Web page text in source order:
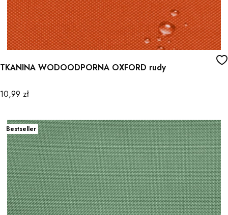
TKANINA WODOODPORNA OXFORD rudy
Cena
10,99 zł
Bestseller